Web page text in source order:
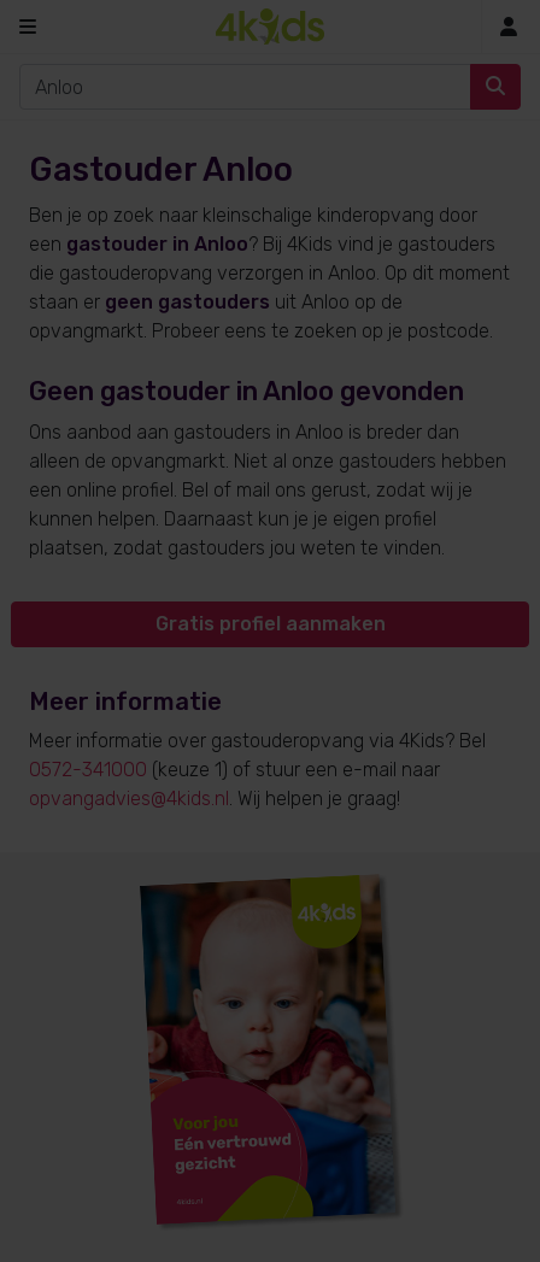
Gastouder Anloo
Ben je op zoek naar kleinschalige kinderopvang door
een gastouder in Anloo? Bij 4Kids vind je gastouders
die gastouderopvang verzorgen in Anloo. Op dit moment
staan er geen gastouders uit Anloo op de
opvangmarkt. Probeer eens te zoeken op je postcode.
Geen gastouder in Anloo gevonden
Ons aanbod aan gastouders in Anloo is breder dan
alleen de opvangmarkt. Niet al onze gastouders hebben
een online profiel. Bel of mail ons gerust, zodat wij je
kunnen helpen. Daarnaast kun je je eigen profiel
plaatsen, zodat gastouders jou weten te vinden.
Gratis profiel aanmaken
Meer informatie
Meer informatie over gastouderopvang via 4Kids? Bel
0572-341000 (keuze 1) of stuur een e-mail naar
opvangadvies@4kids.nl. Wij helpen je graag!